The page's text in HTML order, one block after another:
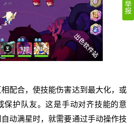
配合，使技能伤害达到最大化，或
保护队友。这是手动对齐技能的意
动满星时，就需要通过手动操作技
举
报